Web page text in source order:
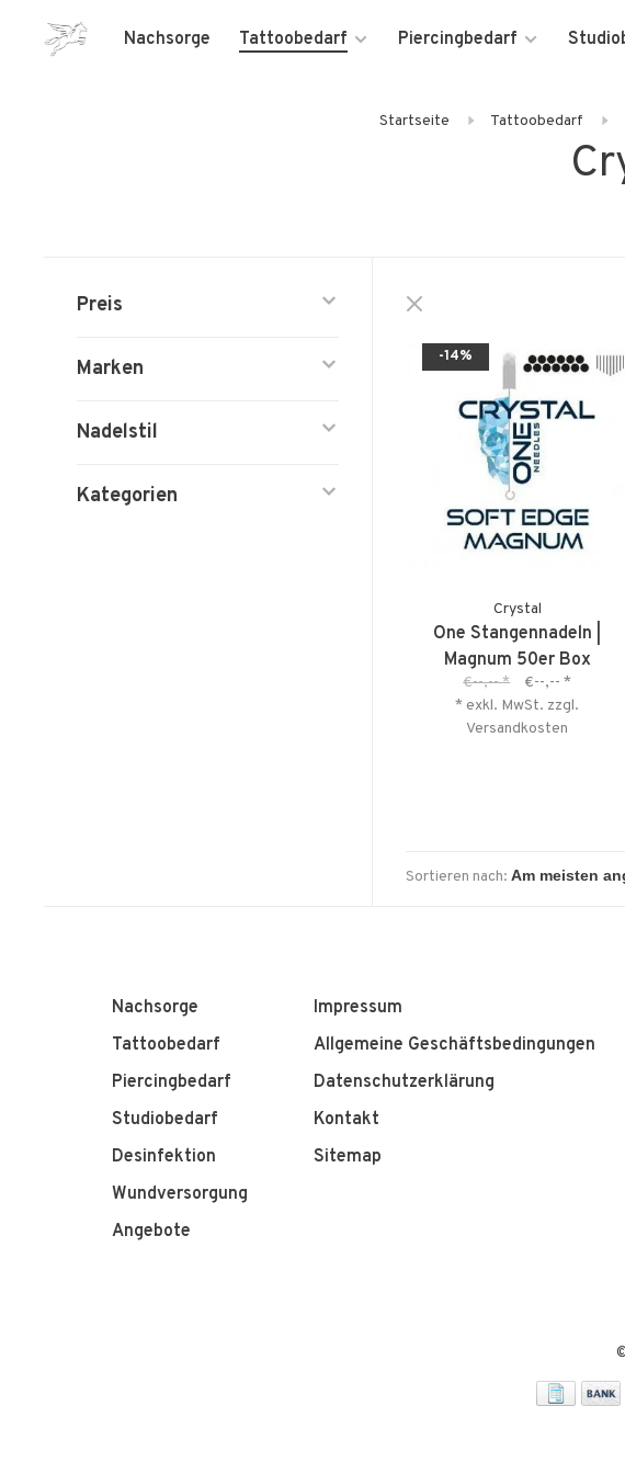
Nachsorge Tattoobedarf Piercingbedarf
Startseite
Tattoobedarf
Preis
Marken
Nadelstil
Kategorien
-14%
Crystal
One Stangennadeln |
Magnum 50er Box
€--,--* €--,-- *
* exkl. MwSt. zzgl.
Versandkosten
Sortieren nach:
Nachsorge
Tattoobedarf
Piercingbedarf
Studiobedarf
Desinfektion
Wundversorgung
Angebote
Impressum
Allgemeine Geschäftsbedingungen
Datenschutzerklärung
Kontakt
Sitemap